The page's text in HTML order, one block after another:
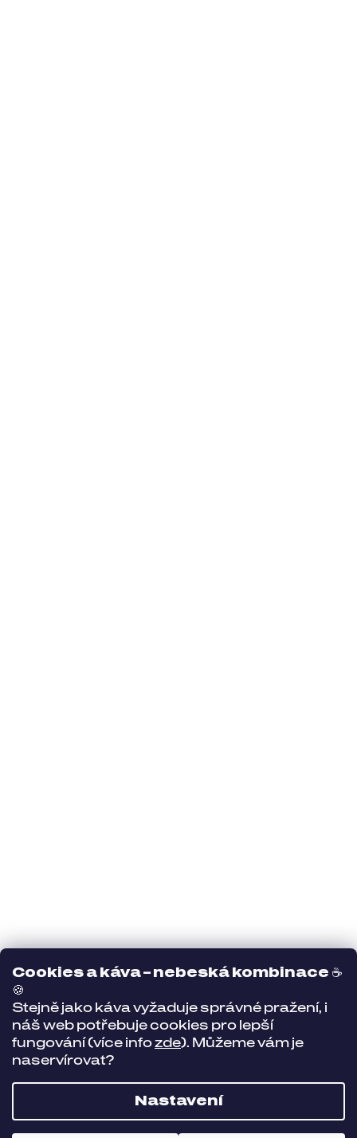
Cookies a káva – nebeská kombinace ☕
🍪
Stejně jako káva vyžaduje správné pražení, i
náš web potřebuje cookies pro lepší
fungování (více infozde). Můžeme vám je
naservírovat?
Nastavení